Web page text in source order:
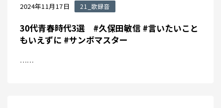
2024年11月17日 21_歌録音
30代青春時代3選 #久保田敏信 #言いたいこと
もいえずに #サンボマスター
……